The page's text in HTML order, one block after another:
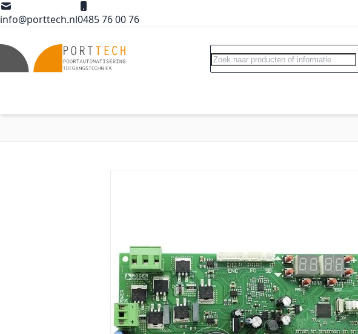
Ga naar de inhoud
info@porttech.nl0485 76 00 76
Search